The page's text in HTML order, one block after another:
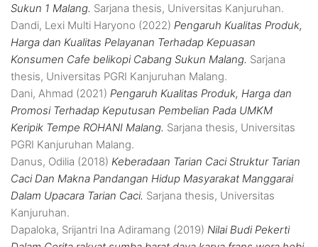
Sukun 1 Malang. Sarjana thesis, Universitas Kanjuruhan.
Dandi, Lexi Multi Haryono (2022) Pengaruh Kualitas Produk,
Harga dan Kualitas Pelayanan Terhadap Kepuasan
Konsumen Cafe belikopi Cabang Sukun Malang. Sarjana
thesis, Universitas PGRI Kanjuruhan Malang.
Dani, Ahmad (2021) Pengaruh Kualitas Produk, Harga dan
Promosi Terhadap Keputusan Pembelian Pada UMKM
Keripik Tempe ROHANI Malang. Sarjana thesis, Universitas
PGRI Kanjuruhan Malang.
Danus, Odilia (2018) Keberadaan Tarian Caci Struktur Tarian
Caci Dan Makna Pandangan Hidup Masyarakat Manggarai
Dalam Upacara Tarian Caci. Sarjana thesis, Universitas
Kanjuruhan.
Dapaloka, Srijantri Ina Adiramang (2019) Nilai Budi Pekerti